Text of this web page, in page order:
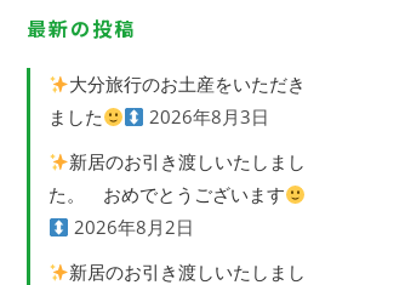
最新の投稿
大分旅行のお土産をいただき
ました
2026年8月3日
新居のお引き渡しいたしまし
た。 おめでとうございます
2026年8月2日
新居のお引き渡しいたしまし